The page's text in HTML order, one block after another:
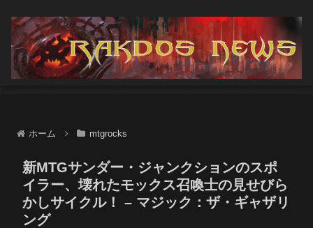
ホーム mtgrocks
新MTGサンダー・ジャンクションのスポ
イラー、壊れたモックス召喚士の見せびら
かしサイクル！ – マジック：ザ・ギャザリ
ング